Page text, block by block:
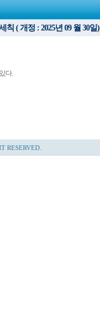
( 개정 : 2025년 09 월 30일)
다.
RESERVED.